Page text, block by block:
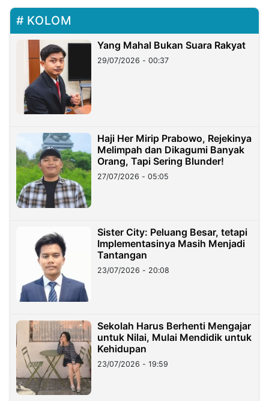
KOLOM
Yang Mahal Bukan Suara Rakyat
29/07/2026 - 00:37
Haji Her Mirip Prabowo, Rejekinya
Melimpah dan Dikagumi Banyak
Orang, Tapi Sering Blunder!
27/07/2026 - 05:05
Sister City: Peluang Besar, tetapi
Implementasinya Masih Menjadi
Tantangan
23/07/2026 - 20:08
Sekolah Harus Berhenti Mengajar
untuk Nilai, Mulai Mendidik untuk
Kehidupan
23/07/2026 - 19:59